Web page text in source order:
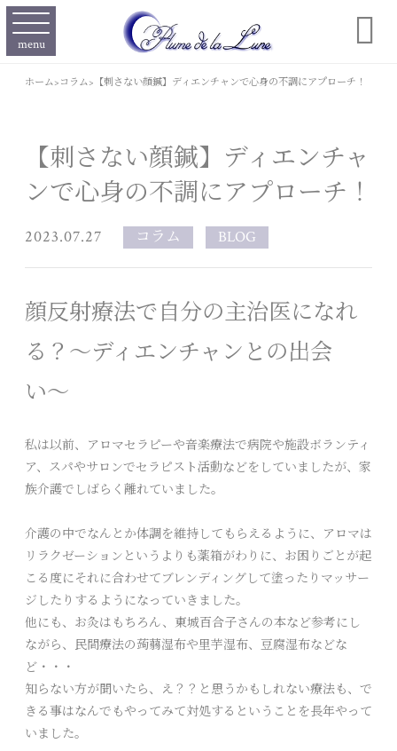
menu 
ホーム> コラム> 【刺さない顔鍼】ディエンチャンで心身の不調にアプローチ！
【刺さない顔鍼】ディエンチャ
ンで心身の不調にアプローチ！
2023.07.27 コラム BLOG
顔反射療法で自分の主治医になれ
る？〜ディエンチャンとの出会
い〜
私は以前、アロマセラピーや音楽療法で病院や施設ボランティ
ア、スパやサロンでセラピスト活動などをしていましたが、家
族介護でしばらく離れていました。
介護の中でなんとか体調を維持してもらえるように、アロマは
リラクゼーションというよりも薬箱がわりに、お困りごとが起
こる度にそれに合わせてブレンディングして塗ったりマッサー
ジしたりするようになっていきました。
他にも、お灸はもちろん、東城百合子さんの本など参考にし
ながら、民間療法の蒟蒻湿布や里芋湿布、豆腐湿布などな
ど・・・
知らない方が聞いたら、え？？と思うかもしれない療法も、で
きる事はなんでもやってみて対処するということを長年やって
いました。